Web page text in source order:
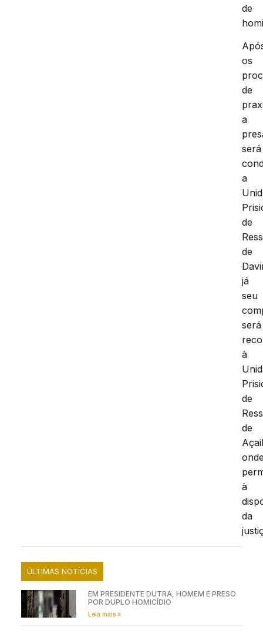
de
os
de
a
será
a
de
de
já
seu
será
à
de
de
à
da
ÚLTIMAS NOTÍCIAS
EM PRESIDENTE DUTRA, HOMEM É PRESO
POR DUPLO HOMICÍDIO
Leia mais »